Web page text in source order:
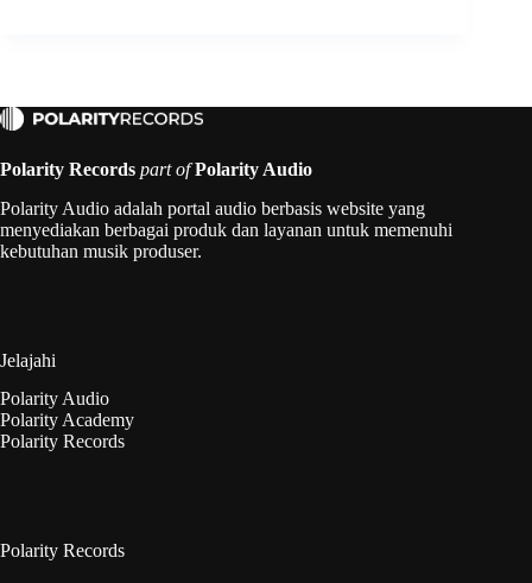
Polarity Records part of Polarity Audio
Polarity Audio adalah portal audio berbasis website yang
menyediakan berbagai produk dan layanan untuk memenuhi
kebutuhan musik produser.
Jelajahi
Polarity Audio
Polarity Academy
Polarity Records
Polarity Records